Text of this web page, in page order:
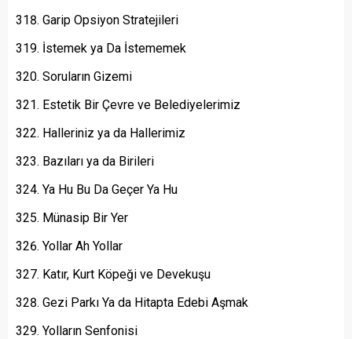
Garip Opsiyon Stratejileri
İstemek ya Da İstememek
Soruların Gizemi
Estetik Bir Çevre ve Belediyelerimiz
Halleriniz ya da Hallerimiz
Bazıları ya da Birileri
Ya Hu Bu Da Geçer Ya Hu
Münasip Bir Yer
Yollar Ah Yollar
Katır, Kurt Köpeği ve Devekuşu
Gezi Parkı Ya da Hitapta Edebi Aşmak
Yolların Senfonisi